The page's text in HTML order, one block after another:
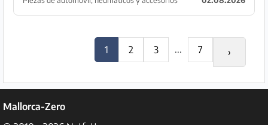
euros. se...
1 2 3 ... 7 ›
Mallorca-Zero